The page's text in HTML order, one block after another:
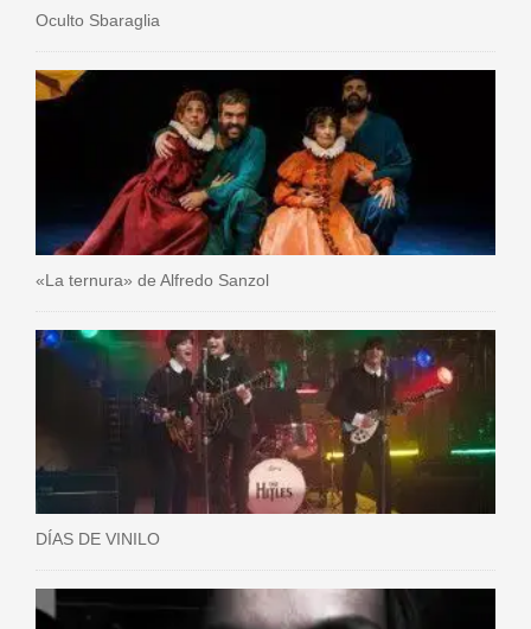
Oculto Sbaraglia
«La ternura» de Alfredo Sanzol
DÍAS DE VINILO